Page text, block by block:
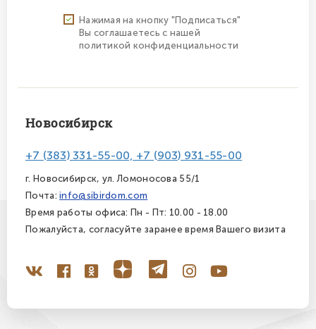
Нажимая на кнопку "Подписаться"
Вы соглашаетесь с нашей
политикой конфиденциальности
Новосибирск
+7 (383) 331-55-00, +7 (903) 931-55-00
г. Новосибирск, ул. Ломоносова 55/1
Почта:info@sibirdom.com
Время работы офиса: Пн - Пт: 10.00 - 18.00
Пожалуйста, согласуйте заранее время Вашего визита